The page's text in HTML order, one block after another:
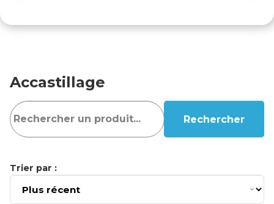
Accastillage
Rechercher
Trier par :